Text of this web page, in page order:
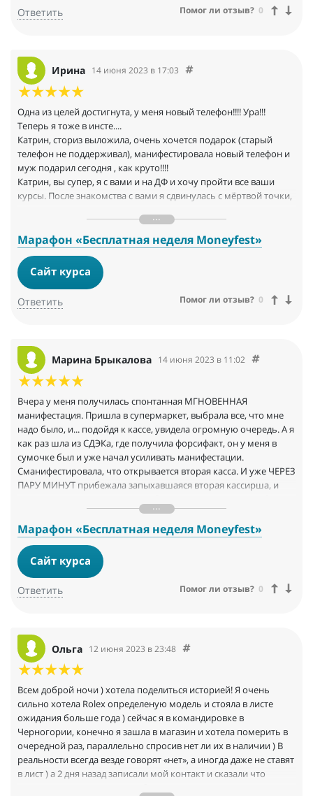
Ответить Помог ли отзыв? 0
Ирина 14 июня 2023 в 17:03
Одна из целей достигнута, у меня новый телефон!!!! Ура!!!
Теперь я тоже в инсте....
Катрин, сториз выложила, очень хочется подарок (старый
телефон не поддерживал), манифестировала новый телефон и
муж подарил сегодня , как круто!!!!
Катрин, вы супер, я с вами и на ДФ и хочу пройти все ваши
курсы. После знакомства с вами я сдвинулась с мёртвой точки,
Марафон «Бесплатная неделя Мoneyfest»
Сайт курса
Ответить Помог ли отзыв? 0
Марина Брыкалова 14 июня 2023 в 11:02
Вчера у меня получилась спонтанная МГНОВЕННАЯ
манифестация. Пришла в супермаркет, выбрала все, что мне
надо было, и... подойдя к кассе, увидела огромную очередь. А я
как раз шла из СДЭКа, где получила форсифакт, он у меня в
сумочке был и уже начал усиливать манифестации.
Сманифестировала, что открывается вторая касса. И уже ЧЕРЕЗ
ПАРУ МИНУТ прибежала запыхавшаяся вторая кассирша, и
там второй.... Круто! Кучу времени и сэкономила.
Вот так работает техника манифестации, о которой в лекции
говорила Катрин.
Марафон «Бесплатная неделя Мoneyfest»
Сайт курса
Ответить Помог ли отзыв? 0
Ольга 12 июня 2023 в 23:48
Всем доброй ночи ) хотела поделиться историей! Я очень
сильно хотела Rolex определеную модель и стояла в листе
ожидания больше года ) сейчас я в командировке в
Черногории, конечно я зашла в магазин и хотела померить в
очередной раз, параллельно спросив нет ли их в наличии ) В
реальности всегда везде говорят «нет», а иногда даже не ставят
в лист ) а 2 дня назад записали мой контакт и сказали что